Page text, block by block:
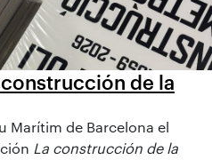
de la
Marítim de Barcelona el
La construcción de la